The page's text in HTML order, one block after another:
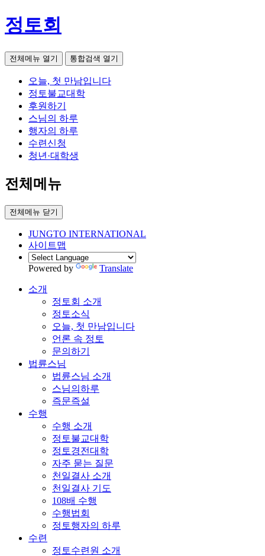
정토회
전체메뉴 열기 통합검색 열기
오늘, 첫 만남입니다
정토불교대학
후원하기
스님의 하루
행자의 하루
수련신청
청년·대학생
전체메뉴
전체메뉴 닫기
JUNGTO INTERNATIONAL
사이트맵
Powered by Translate
소개
정토회 소개
정토소식
오늘, 첫 만남입니다
언론 속 정토
문의하기
법륜스님
법륜스님 소개
스님의하루
즉문즉설
수행
수행 소개
정토불교대학
정토경전대학
자주 묻는 질문
천일결사 소개
천일결사 기도
108배 수행
수행법회
정토행자의 하루
수련
정토수련원 소개